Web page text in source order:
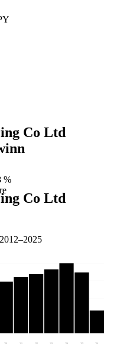
%
Co Ltd
Co Ltd
2012–2025
'20 '21 '22 '23 '24 '25 '26